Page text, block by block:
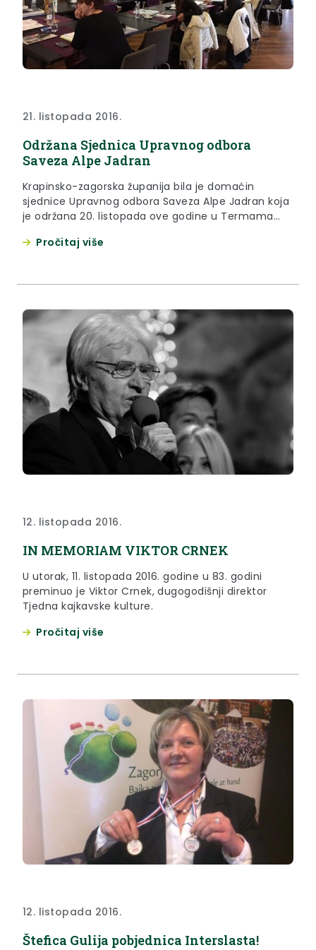
21. listopada 2016.
Održana Sjednica Upravnog odbora
Saveza Alpe Jadran
Krapinsko-zagorska županija bila je domaćin
sjednice Upravnog odbora Saveza Alpe Jadran koja
je održana 20. listopada ove godine u Termama
Pročitaj više
12. listopada 2016.
IN MEMORIAM VIKTOR CRNEK
U utorak, 11. listopada 2016. godine u 83. godini
preminuo je Viktor Crnek, dugogodišnji direktor
Tjedna kajkavske kulture.
Pročitaj više
12. listopada 2016.
Štefica Gulija pobjednica Interslasta!